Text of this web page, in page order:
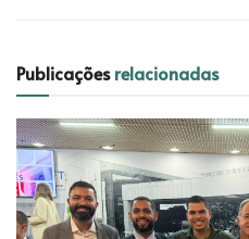
Publicaçõesrelacionadas